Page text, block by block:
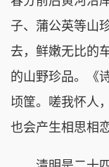
子、蒲公英等山
去，鲜嫩无比的
的山野珍品。《
顷筐。嗟我怀人
也会产生相思相